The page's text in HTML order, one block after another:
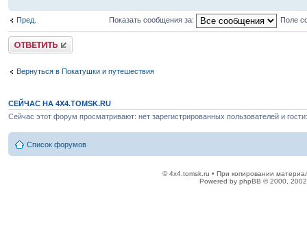
Пред. Показать сообщения за: Поле
Ответить
Вернуться в Покатушки и путешествия
СЕЙЧАС НА 4X4.TOMSK.RU
Сейчас этот форум просматривают: нет зарегистрированных пользователей и
Список форумов
© 4x4.tomsk.ru • При копировании
Powered by phpBB © 2000,